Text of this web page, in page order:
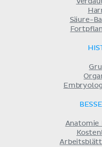
Säure-
Anatomie